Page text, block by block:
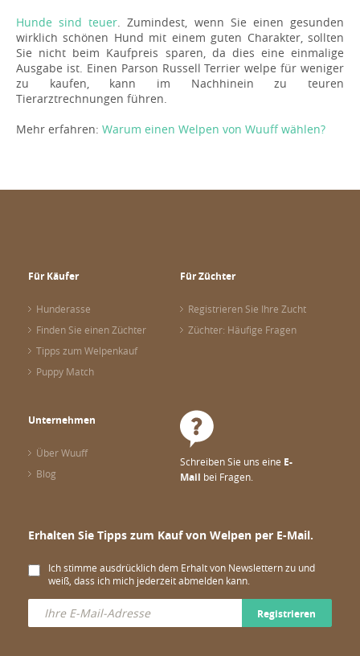
Hunde sind teuer . Zumindest, wenn Sie einen gesunden
wirklich schönen Hund mit einem guten Charakter, sollten
Sie nicht beim Kaufpreis sparen, da dies eine einmalige
Ausgabe ist. Einen Parson Russell Terrier welpe für weniger
zu kaufen, kann im Nachhinein zu teuren
Tierarztrechnungen führen.
Mehr erfahren: Warum einen Welpen von Wuuff wählen?
Für Käufer
Hunderasse
Finden Sie einen Züchter
Tipps zum Welpenkauf
Puppy Match
Für Züchter
Registrieren Sie Ihre Zucht
Züchter: Häufige Fragen
Unternehmen
Über Wuuff
Blog
Schreiben Sie uns eine E-
Mail bei Fragen.
Erhalten Sie Tipps zum Kauf von Welpen per E-Mail.
Ich stimme ausdrücklich dem Erhalt von Newslettern zu und
weiß, dass ich mich jederzeit abmelden kann.
Registrieren